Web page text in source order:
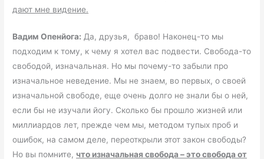
дают мне видение.
Вадим Опенйога: Да, друзья, браво! Наконец-то мы
подходим к тому, к чему я хотел вас подвести. Свобода-то
свободой, изначальная. Но мы почему-то забыли про
изначальное неведение. Мы не знаем, во первых, о своей
изначальной свободе, еще очень долго не знали бы о ней,
если бы не изучали йогу. Сколько бы прошло жизней или
миллиардов лет, прежде чем мы, методом тупых проб и
ошибок, на самом деле, переоткрыли этот закон свободы?
Но вы помните, что изначальная свобода – это свобода от